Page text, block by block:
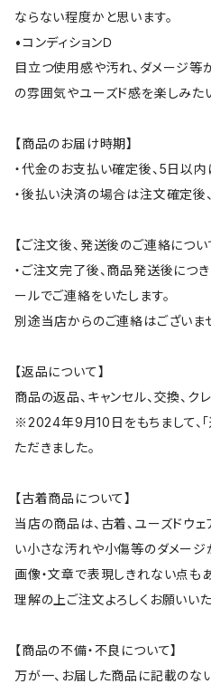
ならない程度かと思います。
•コンディションＤ
目立つ使用感や汚れ、ダメージ等
の雰囲気やユーズド感を楽しみた
【商品のお届け時期】
・代金のお支払い確定後、5日以内
・後払い決済の場合は注文確定後
【ご注文後、発送後のご連絡につい
・ご注文完了後、商品発送後につ
ールでご連絡をいたします。
別途当店からのご連絡はございま
【返品について】
商品の返品、キャンセル、交換、ク
※2024年9月10日をもちまして、
ただきました。
【古着商品について】
当店の商品は、古着、ユーズドウ
い小さな汚れや小傷等のダメージ
画像・文章で表現しきれない点も
理解の上ご注文よろしくお願いいた
【商品の不備・不良について】
万が一、お届した商品に記載のな